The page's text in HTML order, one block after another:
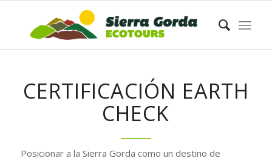
CERTIFICACIÓN EARTH
CHECK
Posicionar a la Sierra Gorda como un destino de